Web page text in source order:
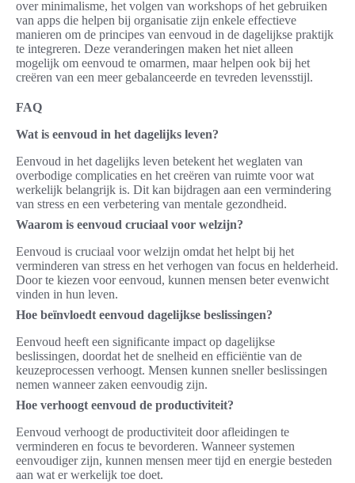
over minimalisme, het volgen van workshops of het gebruiken
van apps die helpen bij organisatie zijn enkele effectieve
manieren om de principes van eenvoud in de dagelijkse praktijk
te integreren. Deze veranderingen maken het niet alleen
mogelijk om eenvoud te omarmen, maar helpen ook bij het
creëren van een meer gebalanceerde en tevreden levensstijl.
FAQ
Wat is eenvoud in het dagelijks leven?
Eenvoud in het dagelijks leven betekent het weglaten van
overbodige complicaties en het creëren van ruimte voor wat
werkelijk belangrijk is. Dit kan bijdragen aan een vermindering
van stress en een verbetering van mentale gezondheid.
Waarom is eenvoud cruciaal voor welzijn?
Eenvoud is cruciaal voor welzijn omdat het helpt bij het
verminderen van stress en het verhogen van focus en helderheid.
Door te kiezen voor eenvoud, kunnen mensen beter evenwicht
vinden in hun leven.
Hoe beïnvloedt eenvoud dagelijkse beslissingen?
Eenvoud heeft een significante impact op dagelijkse
beslissingen, doordat het de snelheid en efficiëntie van de
keuzeprocessen verhoogt. Mensen kunnen sneller beslissingen
nemen wanneer zaken eenvoudig zijn.
Hoe verhoogt eenvoud de productiviteit?
Eenvoud verhoogt de productiviteit door afleidingen te
verminderen en focus te bevorderen. Wanneer systemen
eenvoudiger zijn, kunnen mensen meer tijd en energie besteden
aan wat er werkelijk toe doet.